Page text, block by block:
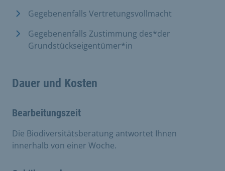
Gegebenenfalls Vertretungsvollmacht
Gegebenenfalls Zustimmung des*der
Grundstückseigentümer*in
Dauer und Kosten
Bearbeitungszeit
Die Biodiversitätsberatung antwortet Ihnen
innerhalb von einer Woche.